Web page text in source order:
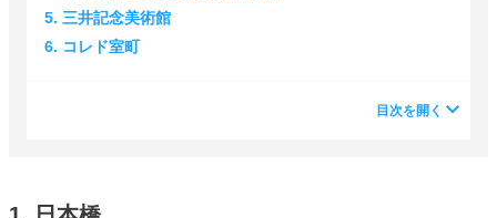
5. 三井記念美術館
6. コレド室町
目次を開く